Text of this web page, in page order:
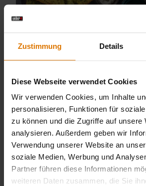
Zustimmung Details
Diese Webseite verwendet Cookies
Wir verwenden Cookies, um Inhalte
personalisieren, Funktionen für
zu können und die Zugriffe auf unsere
analysieren. Außerdem geben wir
Verwendung unserer Website an
soziale Medien, Werbung und
Partner führen diese Informationen
weiteren Daten zusammen, die Sie
Focaccia mit Speck